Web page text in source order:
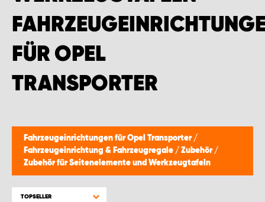
FÜR OPEL
TRANSPORTER
Fahrzeugeinrichtungen für Opel Transporter /
Fahrzeugeinrichtung & Fahrzeugregale / Zubehör /
Zubehör für Seitenelemente und Werkzeugtafeln
TOPSELLER